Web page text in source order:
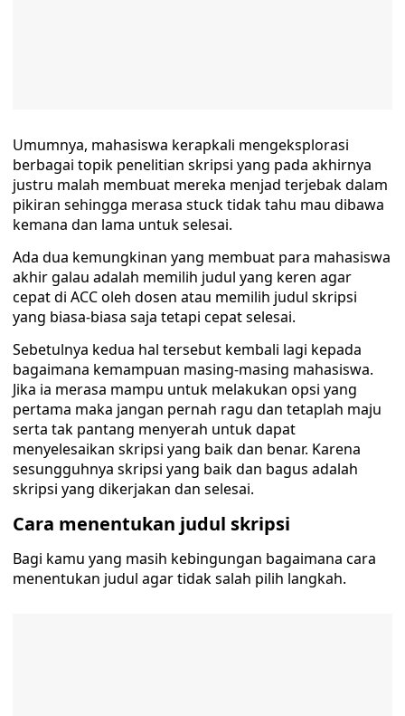
Umumnya, mahasiswa kerapkali mengeksplorasi
berbagai topik penelitian skripsi yang pada akhirnya
justru malah membuat mereka menjad terjebak dalam
pikiran sehingga merasa stuck tidak tahu mau dibawa
kemana dan lama untuk selesai.
Ada dua kemungkinan yang membuat para mahasiswa
akhir galau adalah memilih judul yang keren agar
cepat di ACC oleh dosen atau memilih judul skripsi
yang biasa-biasa saja tetapi cepat selesai.
Sebetulnya kedua hal tersebut kembali lagi kepada
bagaimana kemampuan masing-masing mahasiswa.
Jika ia merasa mampu untuk melakukan opsi yang
pertama maka jangan pernah ragu dan tetaplah maju
serta tak pantang menyerah untuk dapat
menyelesaikan skripsi yang baik dan benar. Karena
sesungguhnya skripsi yang baik dan bagus adalah
skripsi yang dikerjakan dan selesai.
Cara menentukan judul skripsi
Bagi kamu yang masih kebingungan bagaimana cara
menentukan judul agar tidak salah pilih langkah.